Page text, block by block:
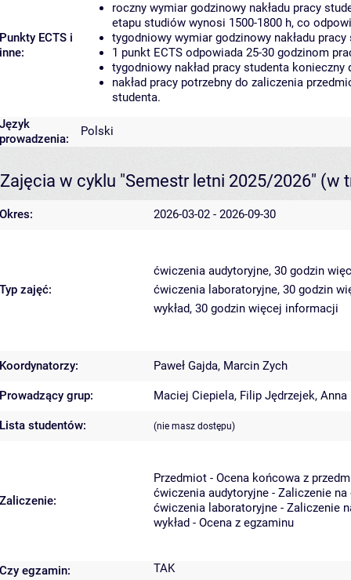
Punkty ECTS i
inne:
roczny wymiar godzinowy nakładu pracy
etapu studiów wynosi 1500-1800 h, co
tygodniowy wymiar godzinowy nakładu
1 punkt ECTS odpowiada 25-30 godzinom
tygodniowy nakład pracy studenta
nakład pracy potrzebny do zaliczenia
studenta.
Język
prowadzenia:
Polski
Zajęcia w cyklu "Semestr letni 2025/2026" (w
Okres: 2026-03-02 - 2026-09-30
Typ zajęć:
ćwiczenia audytoryjne, 30 godzin
ćwiczenia laboratoryjne, 30 godzin
wykład, 30 godzin więcej informacji
Koordynatorzy: Paweł Gajda, Marcin Zych
Prowadzący grup: Maciej Ciepiela, Filip Jędrzejek, Anna
Lista studentów: (nie masz dostępu)
Zaliczenie:
Przedmiot - Ocena końcowa z
ćwiczenia audytoryjne - Zaliczenie na
ćwiczenia laboratoryjne - Zaliczenie
wykład - Ocena z egzaminu
Czy egzamin:
TAK